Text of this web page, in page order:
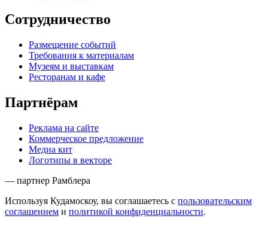
Сотрудничество
Размещение событий
Требования к материалам
Музеям и выставкам
Ресторанам и кафе
Партнёрам
Реклама на сайте
Коммерческое предложение
Медиа кит
Логотипы в векторе
— партнер Рамблера
Используя Кудамоскоу, вы соглашаетесь с пользовательским
соглашением и политикой конфиденциальности.